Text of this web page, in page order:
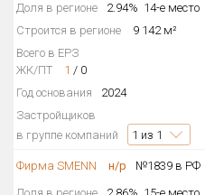
Доля в регионе
2.94% 14-е место
Строится в регионе
9 142 м²
Всего в ЕРЗ
ЖК/ПТ
1 / 0
Год основания
2024
Застройщиков
в группе компаний
1 из 1
Фирма SMENN н/р
№1839 в РФ